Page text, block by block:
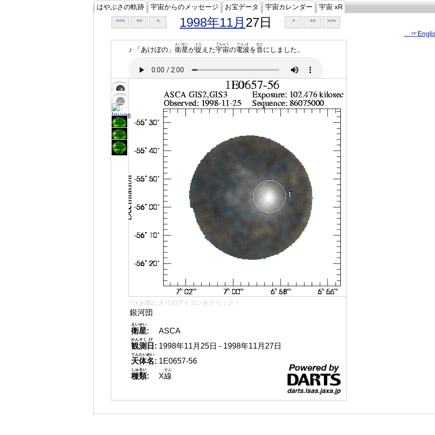
はやぶさの軌跡 宇宙からのメッセージ お宝データ 宇宙カレンダー 宇宙 xR
<<< << < 1998年11月 27日 > >> >>>
♪ 「あけぼの」 衛星
えいせい
が捉
とら
えた宇宙
うちゅう
の電波
でんぱ
を音
おと
にしました。
👈 お気に入りのアイコンをクリック！
銀河団
衛星
えいせい
:
ASCA
観測
かんそく
日
び
: 1998年11月25日 - 1998年11月27日
天体名
てんたいめい
: 1E0657-56
種類
しゅるい
: X線
せん